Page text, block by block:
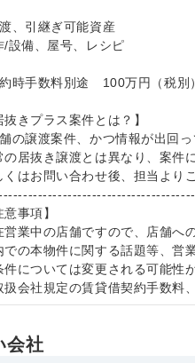
、引継ぎ可能資産
/設備、屋号、レシピ
時手数料別途 100万円（税別）
抜きプラス案件とは？】
の譲渡案件、かつ情報が出回
の居抜き譲渡とは異なり、案件
くはお問い合わせ後、担当より
意事項】
営業中の店舗ですので、店舗へ
での本物件に関する話題等、営
件については変更される可能性
会社規定の賃貸借契約手数料
会社